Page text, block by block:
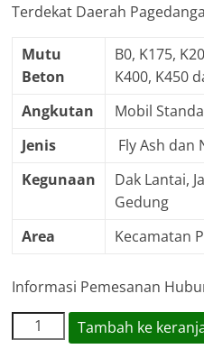
Terdekat Daerah
Mutu
Beton
B0, K175,
K400, K450
Angkutan
Mobil
Jenis
Fly Ash dan
Kegunaan
Dak Lantai,
Gedung
Area
Kecamatan
Informasi Pemesanan
Kuantitas
Harga
Tambah ke